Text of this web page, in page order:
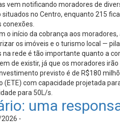
vem notificando moradores de
no Centro, enquanto 215
o início da cobrança aos
os imóveis e o turismo local —
rede é tão importante quanto a
de existir, já que os moradores
previsto é de R$180
(ETE) com capacidade projetada
para 50L/s.
uma
-